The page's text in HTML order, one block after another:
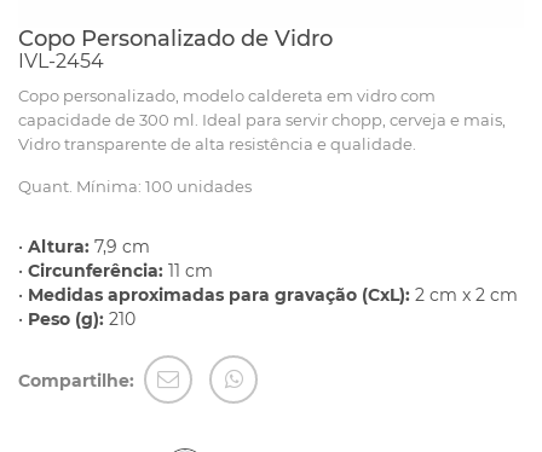
Copo Personalizado de Vidro
IVL-2454
Copo personalizado, modelo caldereta em vidro com
capacidade de 300 ml. Ideal para servir chopp, cerveja e mais,
Vidro transparente de alta resistência e qualidade.
Quant. Mínima: 100 unidades
• Altura: 7,9 cm
• Circunferência: 11 cm
• Medidas aproximadas para gravação (CxL): 2 cm x 2 cm
• Peso (g): 210
Compartilhe: